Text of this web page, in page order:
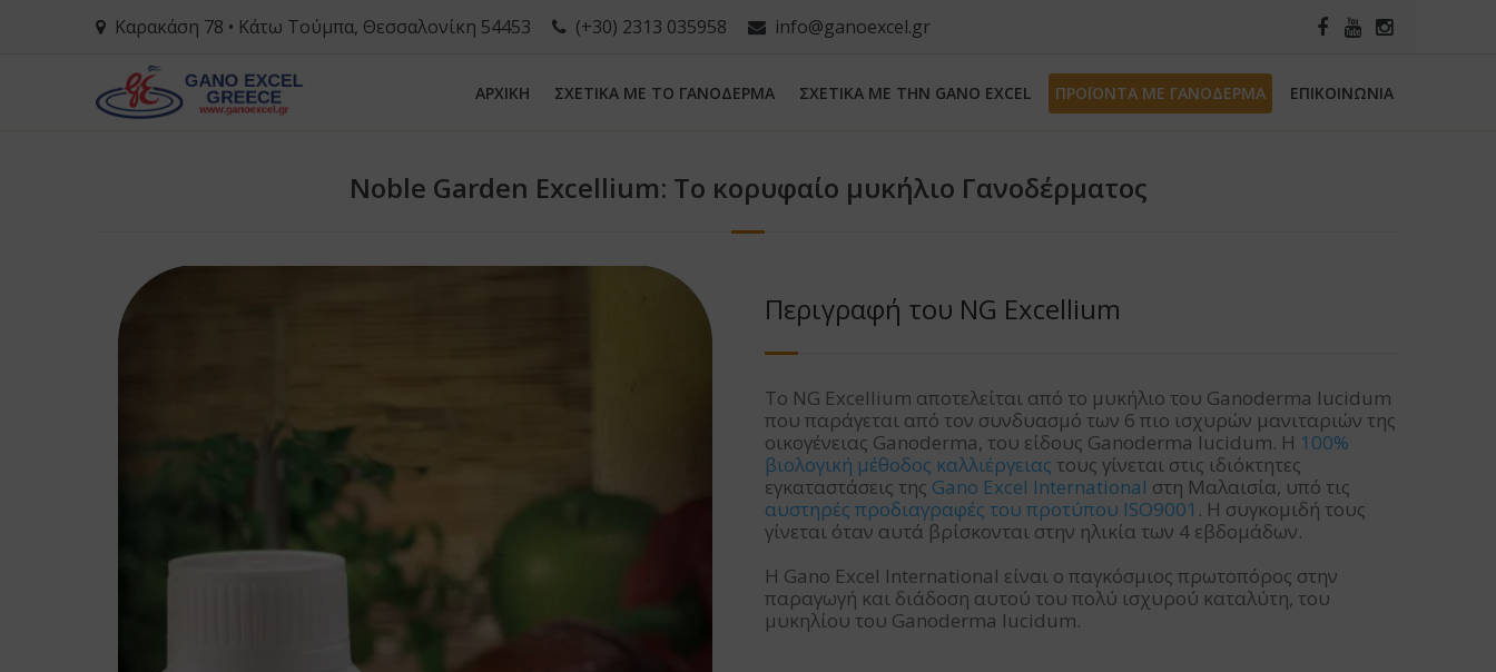
Καρακάση 78 • Κάτω Τούμπα, Θεσσαλονίκη 54453 (+30) 2313 035958 info@ganoexcel.gr
ΑΡΧΙΚΗ ΣΧΕΤΙΚΑ ΜΕ ΤΟ ΓΑΝΟΔΕΡΜΑ ΣΧΕΤΙΚΑ ΜΕ ΤΗN GANO EXCEL ΠΡΟΪΟΝΤΑ ΜΕ ΓΑΝΟΔΕΡΜΑ ΕΠΙΚΟΙΝΩΝΙΑ
Noble Garden Excellium: Το κορυφαίο μυκήλιο Γανοδέρματος
Περιγραφή του NG Excellium
Το NG Excellium αποτελείται από το μυκήλιο του Ganoderma lucidum
που παράγεται από τον συνδυασμό των 6 πιο ισχυρών μανιταριών της
οικογένειας Ganoderma, του είδους Ganoderma lucidum. Η 100%
βιολογική μέθοδος καλλιέργειας τους γίνεται στις ιδιόκτητες
εγκαταστάσεις της Gano Excel International στη Μαλαισία, υπό τις
αυστηρές προδιαγραφές του προτύπου ISO9001 . Η συγκομιδή τους
γίνεται όταν αυτά βρίσκονται στην ηλικία των 4 εβδομάδων.
Η Gano Excel International είναι ο παγκόσμιος πρωτοπόρος στην
παραγωγή και διάδοση αυτού του πολύ ισχυρού καταλύτη, του
μυκηλίου του Ganoderma lucidum.